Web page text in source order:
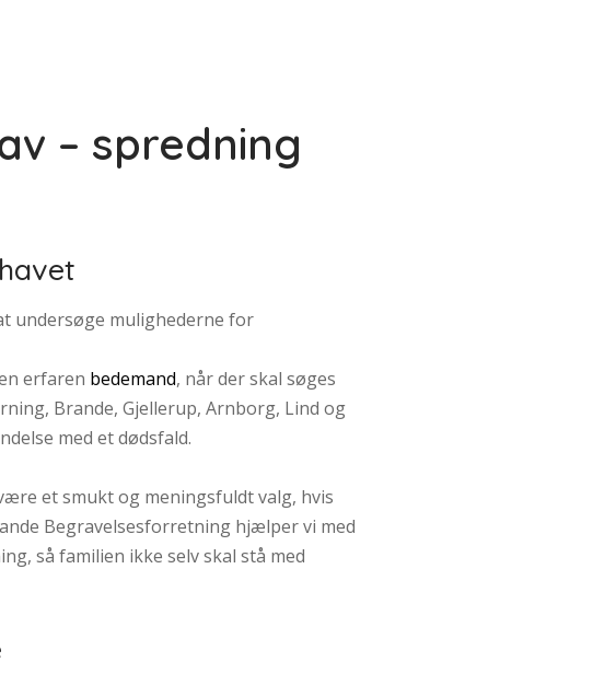
– spredning
undersøge mulighederne for
erfaren bedemand, når der skal søges
Brande, Gjellerup, Arnborg, Lind og
med et dødsfald.
et smukt og meningsfuldt valg, hvis
Begravelsesforretning hjælper vi med
så familien ikke selv skal stå med